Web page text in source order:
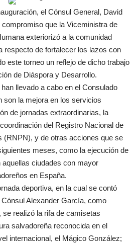
el Cónsul General, David
que la Viceministra de
exteriorizó a la comunidad
respecto de fortalecer los lazos con
este torneo un reflejo de dicho trabajo
de Diáspora y Desarrollo.
llevado a cabo en el Consulado
son la mejora en los servicios
de jornadas extraordinarias, la
del Registro Nacional de
(RNPN), y de otras acciones que se
meses, como la ejecución de
ciudades con mayor
en España.
deportiva, en la cual se contó
Alexander García, como
realizó la rifa de camisetas
salvadoreña reconocida en el
internacional, el Mágico González;